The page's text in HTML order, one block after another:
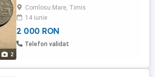
2
Lei Ofer predare personala in Comlosu
Mare jud. Tinis Daca nu sunteti interesati
nu deranjati degeaba
Comlosu Mare, Timis
14 iunie
2 000 RON
Telefon validat